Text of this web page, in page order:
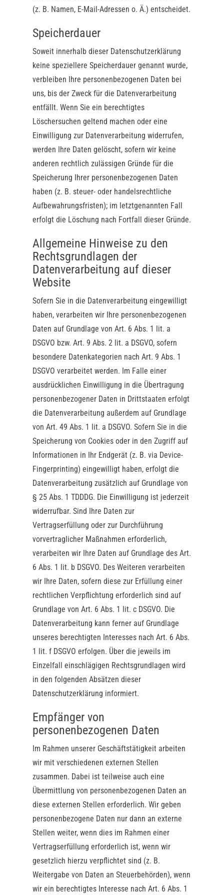
(z. B. Namen, E-Mail-Adressen o. Ä.) entscheidet.
Speicherdauer
Soweit innerhalb dieser Datenschutzerklärung
keine speziellere Speicherdauer genannt wurde,
verbleiben Ihre personenbezogenen Daten bei
uns, bis der Zweck für die Datenverarbeitung
entfällt. Wenn Sie ein berechtigtes
Löschersuchen geltend machen oder eine
Einwilligung zur Datenverarbeitung widerrufen,
werden Ihre Daten gelöscht, sofern wir keine
anderen rechtlich zulässigen Gründe für die
Speicherung Ihrer personenbezogenen Daten
haben (z. B. steuer- oder handelsrechtliche
Aufbewahrungsfristen); im letztgenannten Fall
erfolgt die Löschung nach Fortfall dieser Gründe.
Allgemeine Hinweise zu den
Rechtsgrundlagen der
Datenverarbeitung auf dieser
Website
Sofern Sie in die Datenverarbeitung eingewilligt
haben, verarbeiten wir Ihre personenbezogenen
Daten auf Grundlage von Art. 6 Abs. 1 lit. a
DSGVO bzw. Art. 9 Abs. 2 lit. a DSGVO, sofern
besondere Datenkategorien nach Art. 9 Abs. 1
DSGVO verarbeitet werden. Im Falle einer
ausdrücklichen Einwilligung in die Übertragung
personenbezogener Daten in Drittstaaten erfolgt
die Datenverarbeitung außerdem auf Grundlage
von Art. 49 Abs. 1 lit. a DSGVO. Sofern Sie in die
Speicherung von Cookies oder in den Zugriff auf
Informationen in Ihr Endgerät (z. B. via Device-
Fingerprinting) eingewilligt haben, erfolgt die
Datenverarbeitung zusätzlich auf Grundlage von
§ 25 Abs. 1 TDDDG. Die Einwilligung ist jederzeit
widerrufbar. Sind Ihre Daten zur
Vertragserfüllung oder zur Durchführung
vorvertraglicher Maßnahmen erforderlich,
verarbeiten wir Ihre Daten auf Grundlage des Art.
6 Abs. 1 lit. b DSGVO. Des Weiteren verarbeiten
wir Ihre Daten, sofern diese zur Erfüllung einer
rechtlichen Verpflichtung erforderlich sind auf
Grundlage von Art. 6 Abs. 1 lit. c DSGVO. Die
Datenverarbeitung kann ferner auf Grundlage
unseres berechtigten Interesses nach Art. 6 Abs.
1 lit. f DSGVO erfolgen. Über die jeweils im
Einzelfall einschlägigen Rechtsgrundlagen wird
in den folgenden Absätzen dieser
Datenschutzerklärung informiert.
Empfänger von
personenbezogenen Daten
Im Rahmen unserer Geschäftstätigkeit arbeiten
wir mit verschiedenen externen Stellen
zusammen. Dabei ist teilweise auch eine
Übermittlung von personenbezogenen Daten an
diese externen Stellen erforderlich. Wir geben
personenbezogene Daten nur dann an externe
Stellen weiter, wenn dies im Rahmen einer
Vertragserfüllung erforderlich ist, wenn wir
gesetzlich hierzu verpflichtet sind (z. B.
Weitergabe von Daten an Steuerbehörden), wenn
wir ein berechtigtes Interesse nach Art. 6 Abs. 1